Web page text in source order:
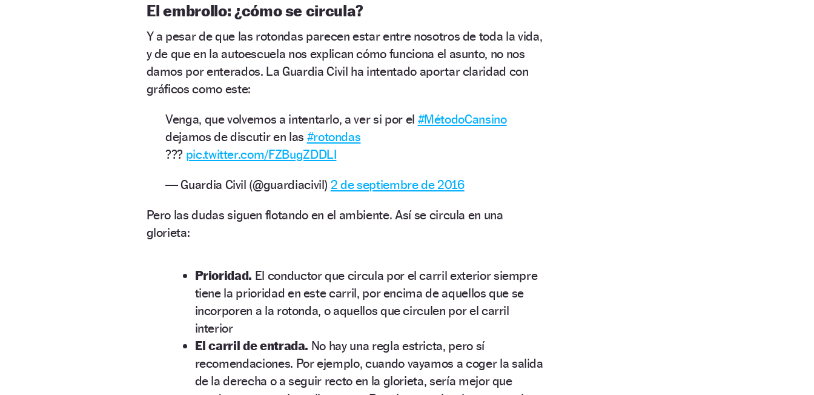
El embrollo: ¿cómo se circula?
Y a pesar de que las rotondas parecen estar entre nosotros de toda la vida,
y de que en la autoescuela nos explican cómo funciona el asunto, no nos
damos por enterados. La Guardia Civil ha intentado aportar claridad con
gráficos como este:
Venga, que volvemos a intentarlo, a ver si por el #MétodoCansino
dejamos de discutir en las #rotondas
??? pic.twitter.com/FZBugZDDLI
— Guardia Civil (@guardiacivil) 2 de septiembre de 2016
Pero las dudas siguen flotando en el ambiente. Así se circula en una
glorieta:
Prioridad. El conductor que circula por el carril exterior siempre
tiene la prioridad en este carril, por encima de aquellos que se
incorporen a la rotonda, o aquellos que circulen por el carril
interior
El carril de entrada. No hay una regla estricta, pero sí
recomendaciones. Por ejemplo, cuando vayamos a coger la salida
de la derecha o a seguir recto en la glorieta, sería mejor que